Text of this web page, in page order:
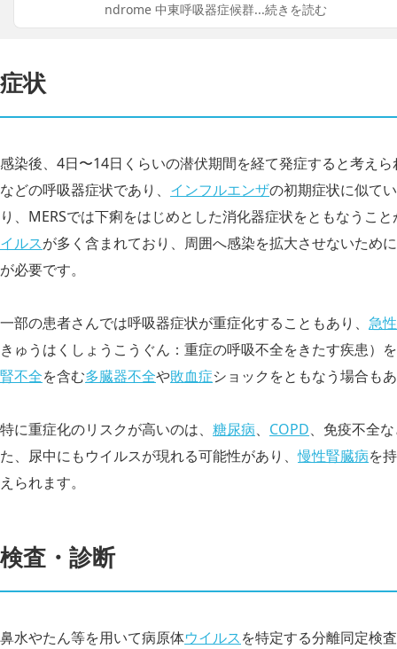
ndrome 中東呼吸器症候群...続きを読む
症状
感染後、4日〜14日くらいの潜伏期間を経て発症すると考え
などの呼吸器症状であり、 インフルエンザの初期症状に似て
り、MERSでは下痢をはじめとした消化器症状をともなうこ
イルスが多く含まれており、周囲へ感染を拡大させないため
が必要です。
一部の患者さんでは呼吸器症状が重症化することもあり、 急
きゅうはくしょうこうぐん：重症の呼吸不全をきたす疾患）
腎不全を含む多臓器不全や敗血症ショックをともなう場合も
特に重症化のリスクが高いのは、 糖尿病、 COPD、免疫不全
た、尿中にもウイルスが現れる可能性があり、慢性腎臓病を
えられます。
検査・診断
鼻水やたん等を用いて病原体ウイルスを特定する分離同定検